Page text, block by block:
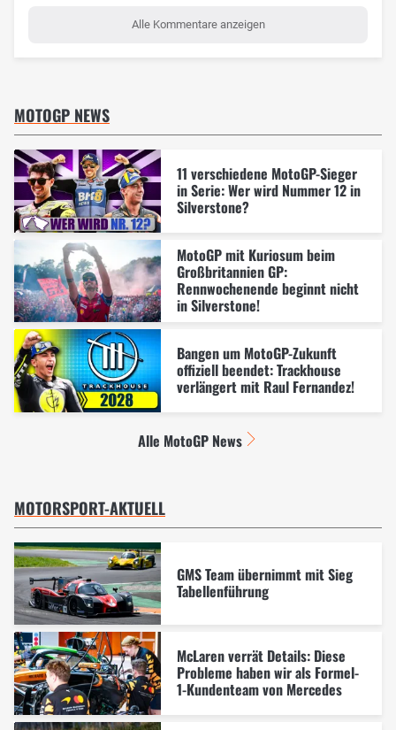
Alle Kommentare anzeigen
MOTOGP NEWS
11 verschiedene MotoGP-Sieger
in Serie: Wer wird Nummer 12 in
Silverstone?
MotoGP mit Kuriosum beim
Großbritannien GP:
Rennwochenende beginnt nicht
in Silverstone!
Bangen um MotoGP-Zukunft
offiziell beendet: Trackhouse
verlängert mit Raul Fernandez!
Alle MotoGP News
MOTORSPORT-AKTUELL
GMS Team übernimmt mit Sieg
Tabellenführung
McLaren verrät Details: Diese
Probleme haben wir als Formel-
1-Kundenteam von Mercedes